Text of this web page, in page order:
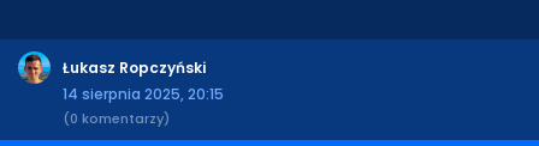
Łukasz Ropczyński
14 sierpnia 2025, 20:15
(0 komentarzy)